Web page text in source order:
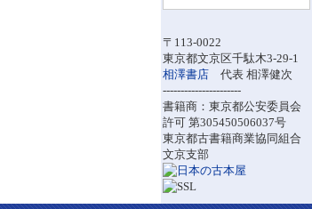
〒113-0022
東京都文京区千駄木3-29-1
相澤書店 代表 相澤健次
----------------------
書籍商：東京都公安委員会
許可 第305450506037号
東京都古書籍商業協同組合
文京支部